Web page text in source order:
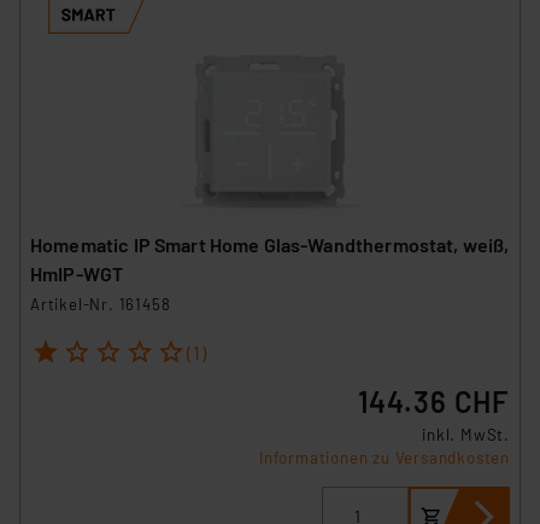
Homematic IP Smart Home Glas-Wandthermostat, weiß,
HmIP-WGT
Artikel-Nr. 161458
1 2 3 4 5 (1)
144.36 CHF
inkl. MwSt.
Informationen zu Versandkosten